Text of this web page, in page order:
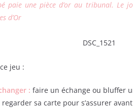
paie une pièce d’or au tribunal. Le
d’Or
jeu :
: faire un échange ou bluffer
regarder sa carte pour s’assurer